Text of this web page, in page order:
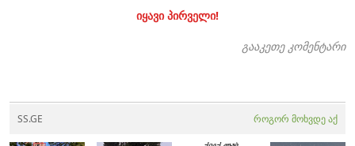
იყავი პირველი!
გააკეთე კომენტარი
SS.GE როგორ მოხვდე აქ